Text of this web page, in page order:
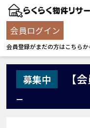
会員ログイン
会員登録がまだの方はこちらか
募集中
【